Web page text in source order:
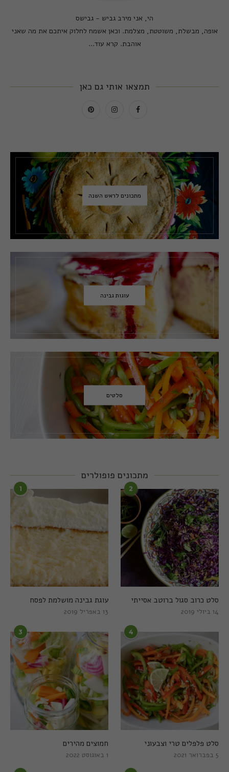
הי, אני מירב גביש - גבישס
אופה, מבשלת, משוטטת, מצלמת. וכאן אשמח לחלוק איתכם את מה שאני
אוהבת. קרא עוד...
תמצאו אותי גם כאן
מתכונים לראש השנה
עוגות גבינה
סלטים
מתכונים פופולרים
1
עוגת גבינה מושלמת לפסח
13 באפריל 2019
2
סלט כרוב סגול ברוטב אסייתי
14 ביולי 2019
3
חמוצים מהירים
1 באוגוסט 2022
4
סלט פלפלים טרי וצבעוני
5 בפברואר 2021